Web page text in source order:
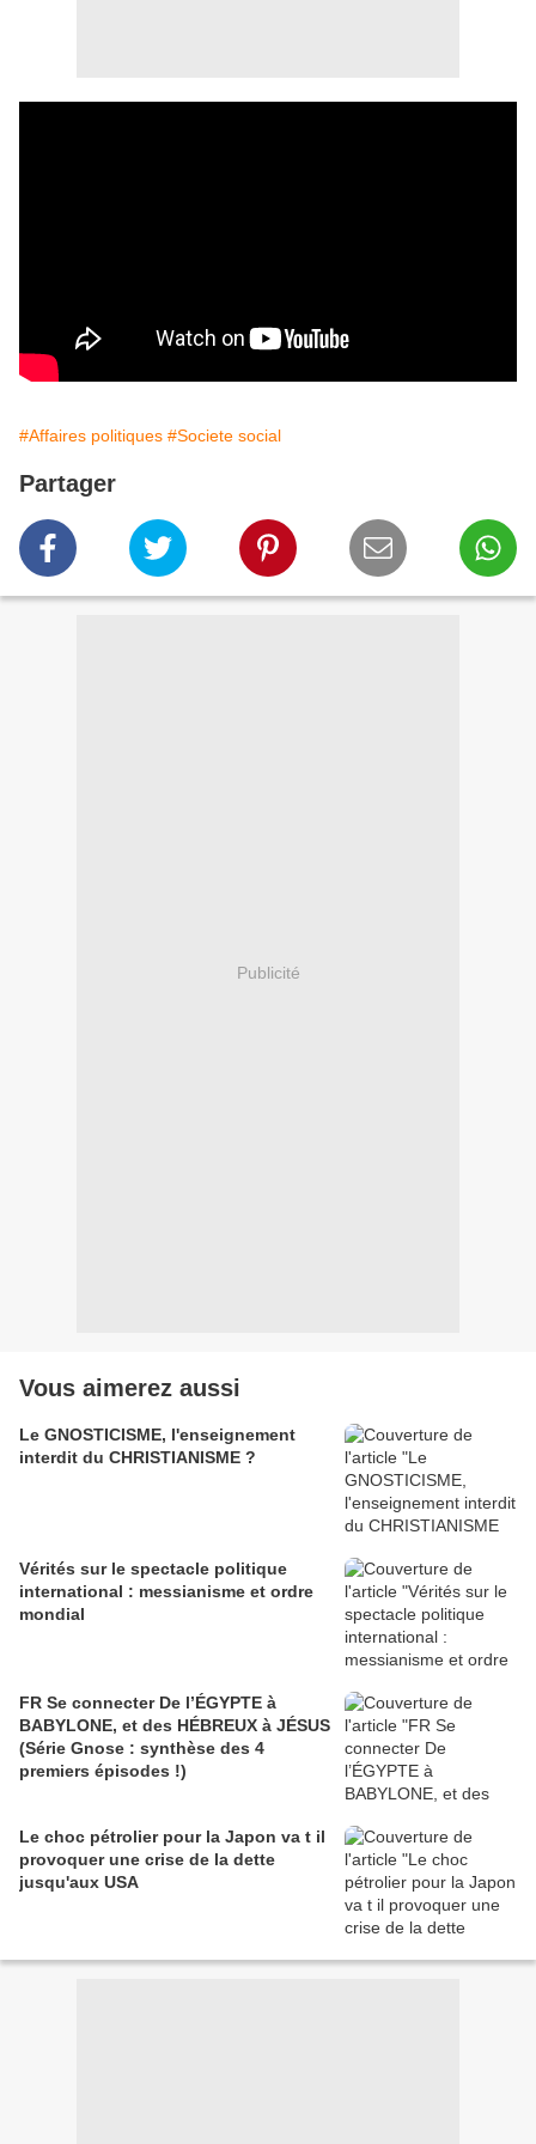
#Affaires politiques #Societe social
Partager
Publicité
Vous aimerez aussi
Le GNOSTICISME, l'enseignement
interdit du CHRISTIANISME ?
Vérités sur le spectacle politique
international : messianisme et ordre
mondial
FR Se connecter De l’ÉGYPTE à
BABYLONE, et des HÉBREUX à JÉSUS
(Série Gnose : synthèse des 4
premiers épisodes !)
Le choc pétrolier pour la Japon va t il
provoquer une crise de la dette
jusqu'aux USA